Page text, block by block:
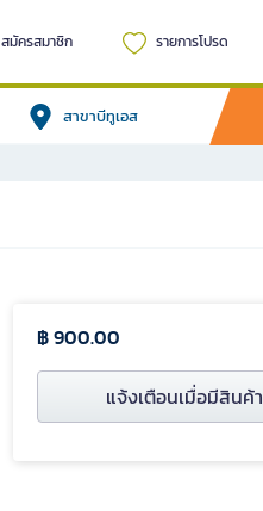
สมัครสมาชิก รายการโปรด
สาขาบีทูเอส
฿ 900.00
แจ้งเตือนเมื่อมีสินค้า